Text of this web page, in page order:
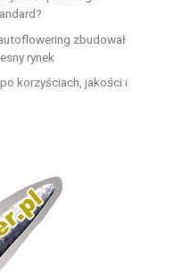
zbudował
rynek
korzyściach, jakości i